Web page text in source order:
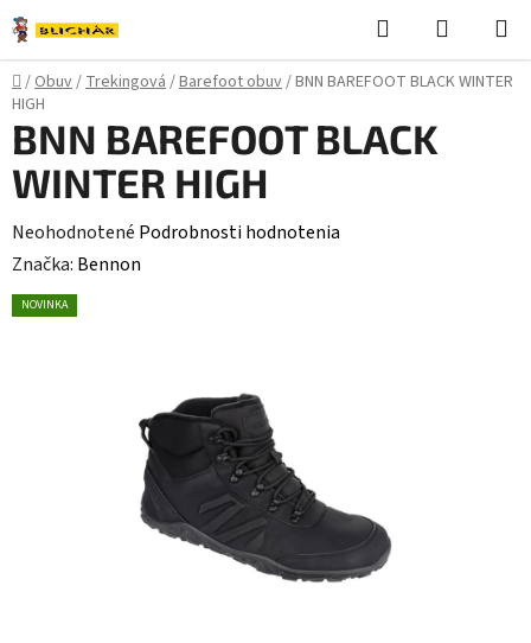
Prejsť
na
obsah
Hľadať
KOŠÍK
Domov
/Obuv/Trekingová/Barefoot obuv/BNN BAREFOOT BLACK WINTER
HIGH
BNN BAREFOOT BLACK
WINTER HIGH
Priemerné
hodnotenie
produktu
Neohodnotené Podrobnosti hodnotenia
Značka: Bennon
NOVINKA